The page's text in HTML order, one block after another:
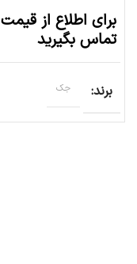
برای اطلاع از قیمت
تماس بگیرید
برند جک